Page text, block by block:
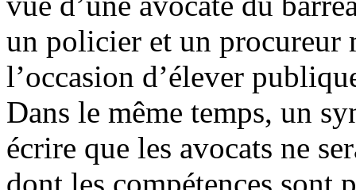
un policier et un procureur
l’occasion d’élever
Dans le même temps, un
écrire que les avocats ne
dont les compétences sont